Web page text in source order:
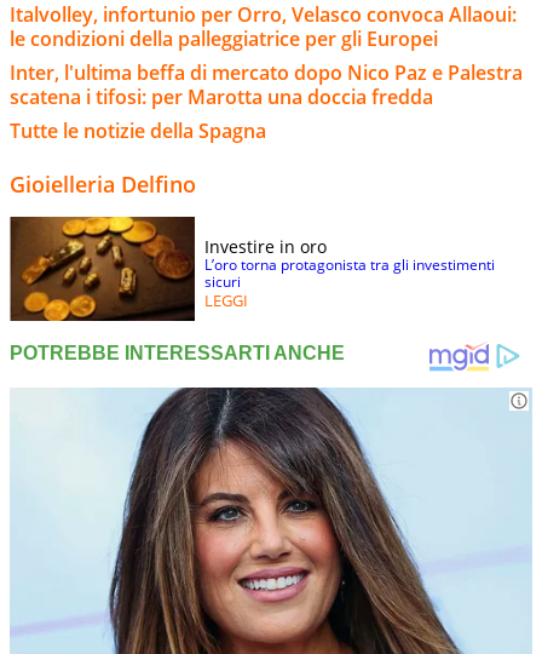
Italvolley, infortunio per Orro, Velasco convoca Allaoui:
le condizioni della palleggiatrice per gli Europei
Inter, l'ultima beffa di mercato dopo Nico Paz e Palestra
scatena i tifosi: per Marotta una doccia fredda
Tutte le notizie della Spagna
Gioielleria Delfino
Investire in oro
L’oro torna protagonista tra gli investimenti
sicuri
LEGGI